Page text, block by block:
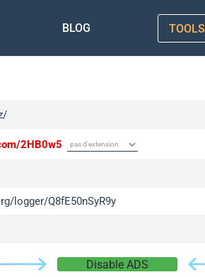
BLOG TOOLS
2HB0w5
logger/Q8fE50nSyR9y
Disable ADS